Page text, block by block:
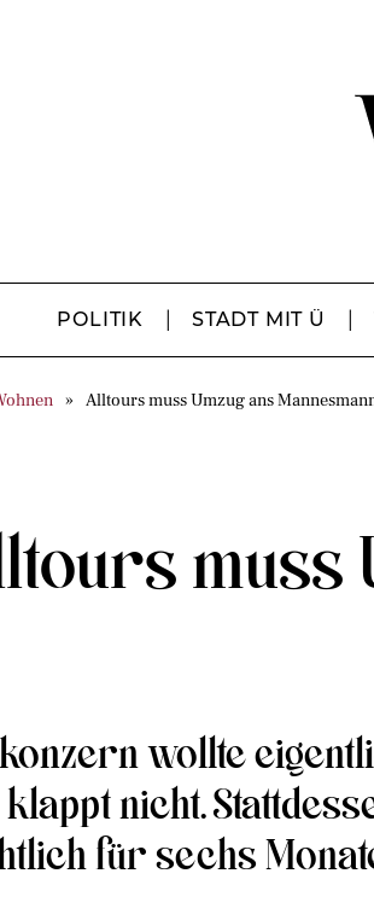
POLITIK STADT MIT Ü
Alltours muss Umzug ans
muss
wollte
nicht.
für sechs